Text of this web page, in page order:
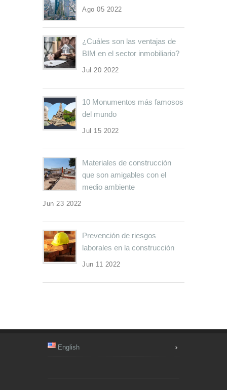
Ago 05 2022
¿Cuáles son las ventajas de
BIM en el sector inmobiliario?
Jul 20 2022
10 Monumentos más famosos
del mundo
Jul 15 2022
Materiales de construcción
que son amigables con el
medio ambiente
Jun 23 2022
Prevención de riesgos
laborales en la construcción
Jun 11 2022
English